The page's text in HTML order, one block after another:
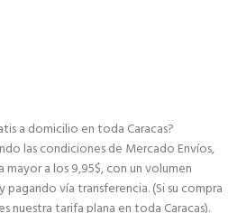
a domicilio en toda Caracas?
las condiciones de Mercado Envíos,
a los 9,95$, con un volumen
vía transferencia. (Si su compra
nuestra tarifa plana en toda Caracas).